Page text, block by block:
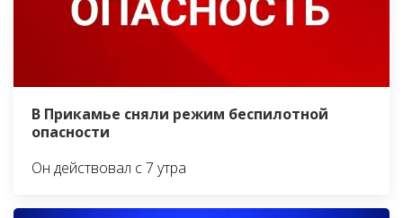
В Прикамье сняли режим беспилотной
опасности
Он действовал с 7 утра